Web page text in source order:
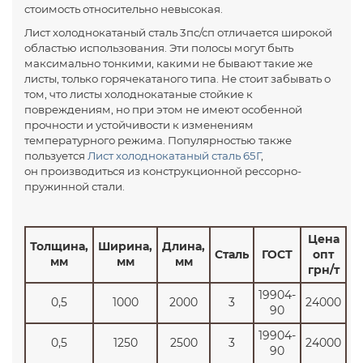
стоимость относительно невысокая.
Лист холоднокатаный сталь 3пс/сп отличается широкой
областью использования. Эти полосы могут быть
максимально тонкими, какими не бывают такие же
листы, только горячекатаного типа. Не стоит забывать о
том, что листы холоднокатаные стойкие к
повреждениям, но при этом не имеют особенной
прочности и устойчивости к изменениям
температурного режима. Популярностью также
пользуется Лист холоднокатаный сталь 65Г,
он производиться из конструкционной рессорно-
пружинной стали.
Толщина,
мм
Ширина,
мм
Длина,
мм
Сталь ГОСТ
Цена
опт
грн/т
0,5 1000 2000 3
19904-
90
24000
0,5 1250 2500 3
19904-
90
24000